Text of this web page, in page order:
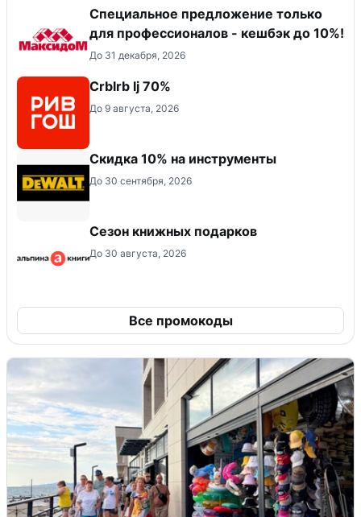
Специальное предложение только
для профессионалов - кешбэк до 10%!
До 31 декабря, 2026
Crblrb lj 70%
До 9 августа, 2026
Скидка 10% на инструменты
До 30 сентября, 2026
Сезон книжных подарков
До 30 августа, 2026
Все промокоды